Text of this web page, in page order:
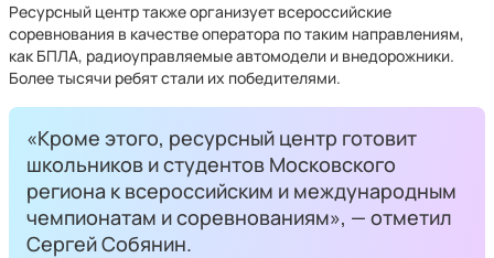
Ресурсный центр также организует всероссийские
соревнования в качестве оператора по таким направлениям,
как БПЛА, радиоуправляемые автомодели и внедорожники.
Более тысячи ребят стали их победителями.
«Кроме этого, ресурсный центр готовит
школьников и студентов Московского
региона к всероссийским и международным
чемпионатам и соревнованиям», — отметил
Сергей Собянин.